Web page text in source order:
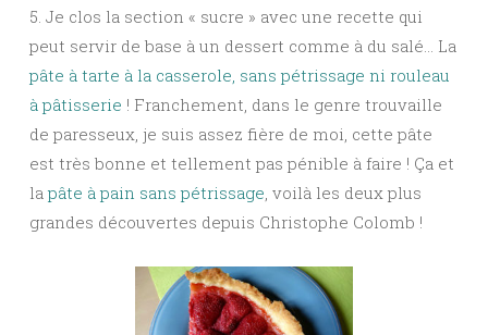
5. Je clos la section « sucre » avec une recette qui
peut servir de base à un dessert comme à du salé… La
pâte à tarte à la casserole, sans pétrissage ni rouleau
à pâtisserie ! Franchement, dans le genre trouvaille
de paresseux, je suis assez fière de moi, cette pâte
est très bonne et tellement pas pénible à faire ! Ça et
la pâte à pain sans pétrissage, voilà les deux plus
grandes découvertes depuis Christophe Colomb !